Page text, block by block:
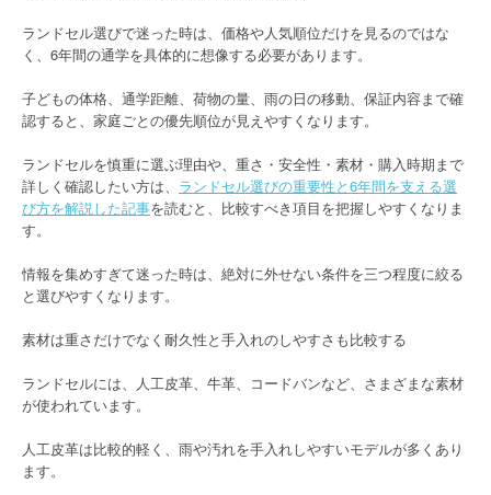
ランドセル選びで迷った時は、価格や人気順位だけを見るのではな
く、6年間の通学を具体的に想像する必要があります。
子どもの体格、通学距離、荷物の量、雨の日の移動、保証内容まで確
認すると、家庭ごとの優先順位が見えやすくなります。
ランドセルを慎重に選ぶ理由や、重さ・安全性・素材・購入時期まで
詳しく確認したい方は、 ランドセル選びの重要性と6年間を支える選
び方を解説した記事を読むと、比較すべき項目を把握しやすくなりま
す。
情報を集めすぎて迷った時は、絶対に外せない条件を三つ程度に絞る
と選びやすくなります。
素材は重さだけでなく耐久性と手入れのしやすさも比較する
ランドセルには、人工皮革、牛革、コードバンなど、さまざまな素材
が使われています。
人工皮革は比較的軽く、雨や汚れを手入れしやすいモデルが多くあり
ます。